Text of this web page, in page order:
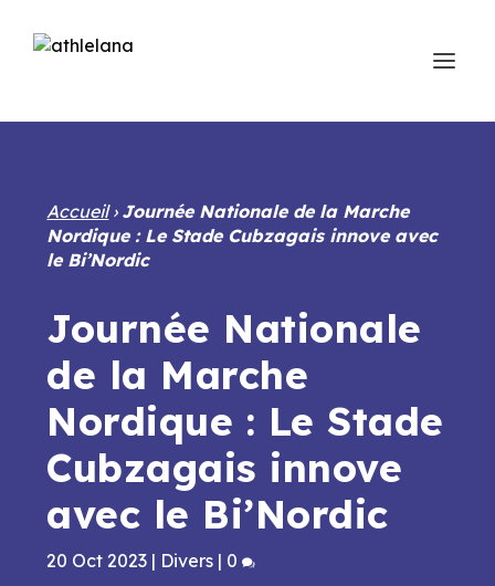
Accueil› Journée Nationale de la Marche
Nordique : Le Stade Cubzagais innove avec
le Bi’Nordic
Journée Nationale
de la Marche
Nordique : Le Stade
Cubzagais innove
avec le Bi’Nordic
20 Oct 2023 | Divers | 0